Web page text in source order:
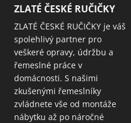
ZLATÉ ČESKÉ RUČIČKY
ZLATÉ ČESKÉ RUČIČKY je váš
spolehlivý partner pro
veškeré opravy, údržbu a
řemeslné práce v
domácnosti. S našimi
zkušenými řemeslníky
zvládnete vše od montáže
nábytku až po náročné